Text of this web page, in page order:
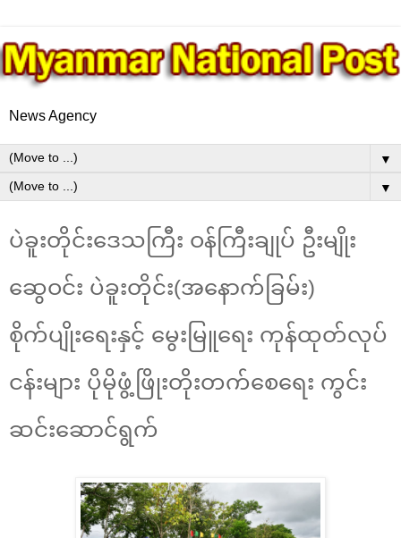
News Agency
▼
▼
ပဲခူးတိုင်းဒေသကြီး ဝန်ကြီးချုပ် ဦးမျိုး
ဆွေဝင်း ပဲခူးတိုင်း(အနောက်ခြမ်း)
စိုက်ပျိုးရေးနှင့် မွေးမြူရေး ကုန်ထုတ်လုပ်
ငန်းများ ပိုမိုဖွံ့ဖြိုးတိုးတက်စေရေး ကွင်း
ဆင်းဆောင်ရွက်